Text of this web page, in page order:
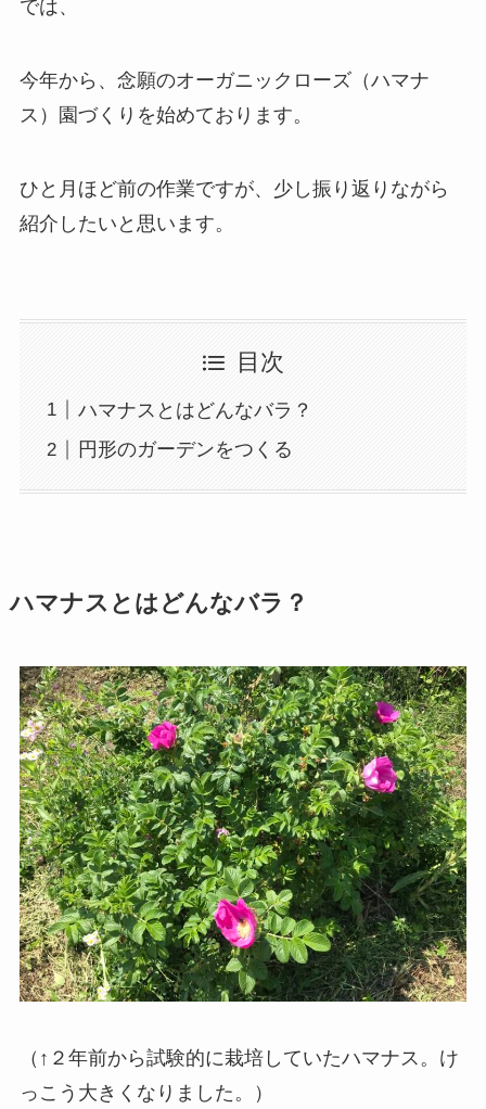
では、
今年から、念願のオーガニックローズ（ハマナ
ス）園づくりを始めております。
ひと月ほど前の作業ですが、少し振り返りながら
紹介したいと思います。
目次
ハマナスとはどんなバラ？
円形のガーデンをつくる
ハマナスとはどんなバラ？
（↑２年前から試験的に栽培していたハマナス。け
っこう大きくなりました。）